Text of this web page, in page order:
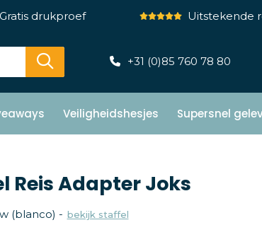
Gratis drukproef Uitstekende
+31 (0)85 760 78 80
Veiligheidshesjes Supersnel
Reis Adapter Joks
(blanco) - bekijk staffel